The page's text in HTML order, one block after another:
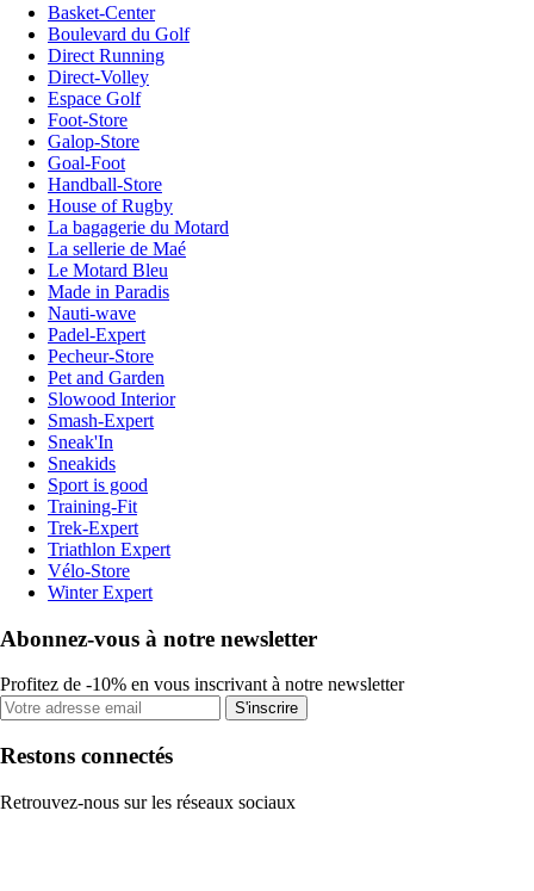
Basket-Center
Boulevard du Golf
Direct Running
Direct-Volley
Espace Golf
Foot-Store
Galop-Store
Goal-Foot
Handball-Store
House of Rugby
La bagagerie du Motard
La sellerie de Maé
Le Motard Bleu
Made in Paradis
Nauti-wave
Padel-Expert
Pecheur-Store
Pet and Garden
Slowood Interior
Smash-Expert
Sneak'In
Sneakids
Sport is good
Training-Fit
Trek-Expert
Triathlon Expert
Vélo-Store
Winter Expert
Abonnez-vous à notre newsletter
Profitez de -10% en vous inscrivant à notre newsletter
S'inscrire
Restons connectés
Retrouvez-nous sur les réseaux sociaux